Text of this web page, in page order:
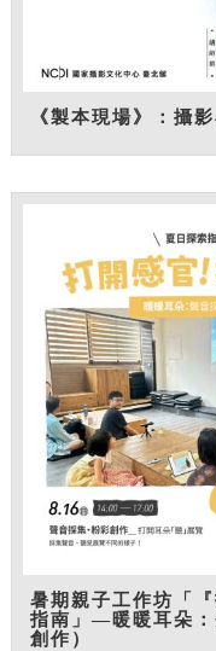
《製本現場》：攝
暑期親子工作坊「
指南」—暖暖耳朵：
創作）